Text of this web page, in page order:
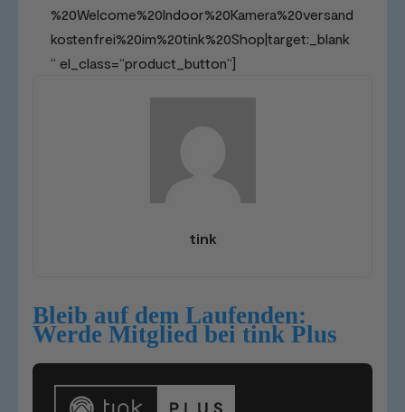
%20Welcome%20Indoor%20Kamera%20versand
kostenfrei%20im%20tink%20Shop|target:_blank
“ el_class=“product_button“]
tink
Bleib auf dem Laufenden:
Werde Mitglied bei tink Plus